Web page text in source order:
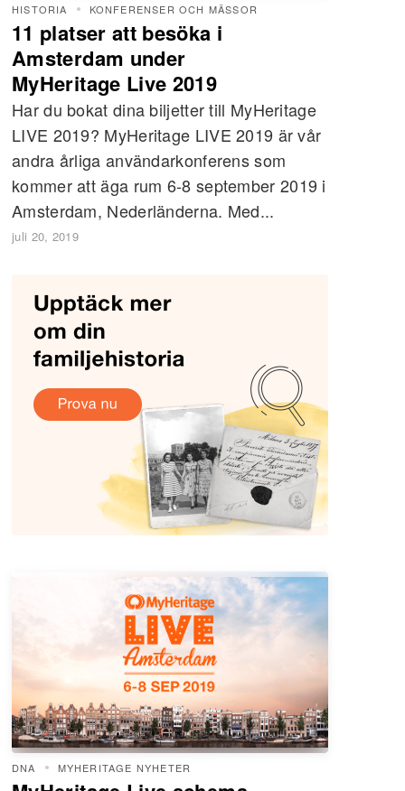
HISTORIA KONFERENSER OCH MÄSSOR
11 platser att besöka i
Amsterdam under
MyHeritage Live 2019
Har du bokat dina biljetter till MyHeritage
LIVE 2019? MyHeritage LIVE 2019 är vår
andra årliga användarkonferens som
kommer att äga rum 6-8 september 2019 i
Amsterdam, Nederländerna. Med...
juli 20, 2019
DNA MYHERITAGE NYHETER